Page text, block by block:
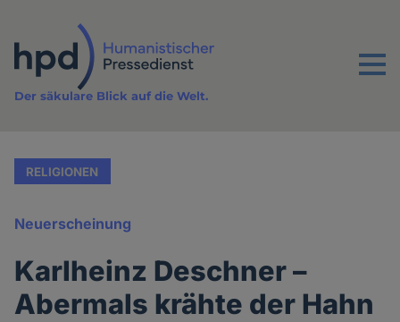
Inhalt
Menu
Der säkulare Blick auf die Welt.
RELIGIONEN
Neuerscheinung
Karlheinz Deschner –
Abermals krähte der Hahn